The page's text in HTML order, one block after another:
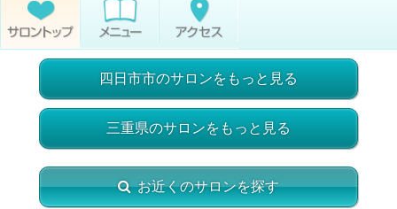
四日市市のサロンをもっと見る
三重県のサロンをもっと見る
お近くのサロンを探す